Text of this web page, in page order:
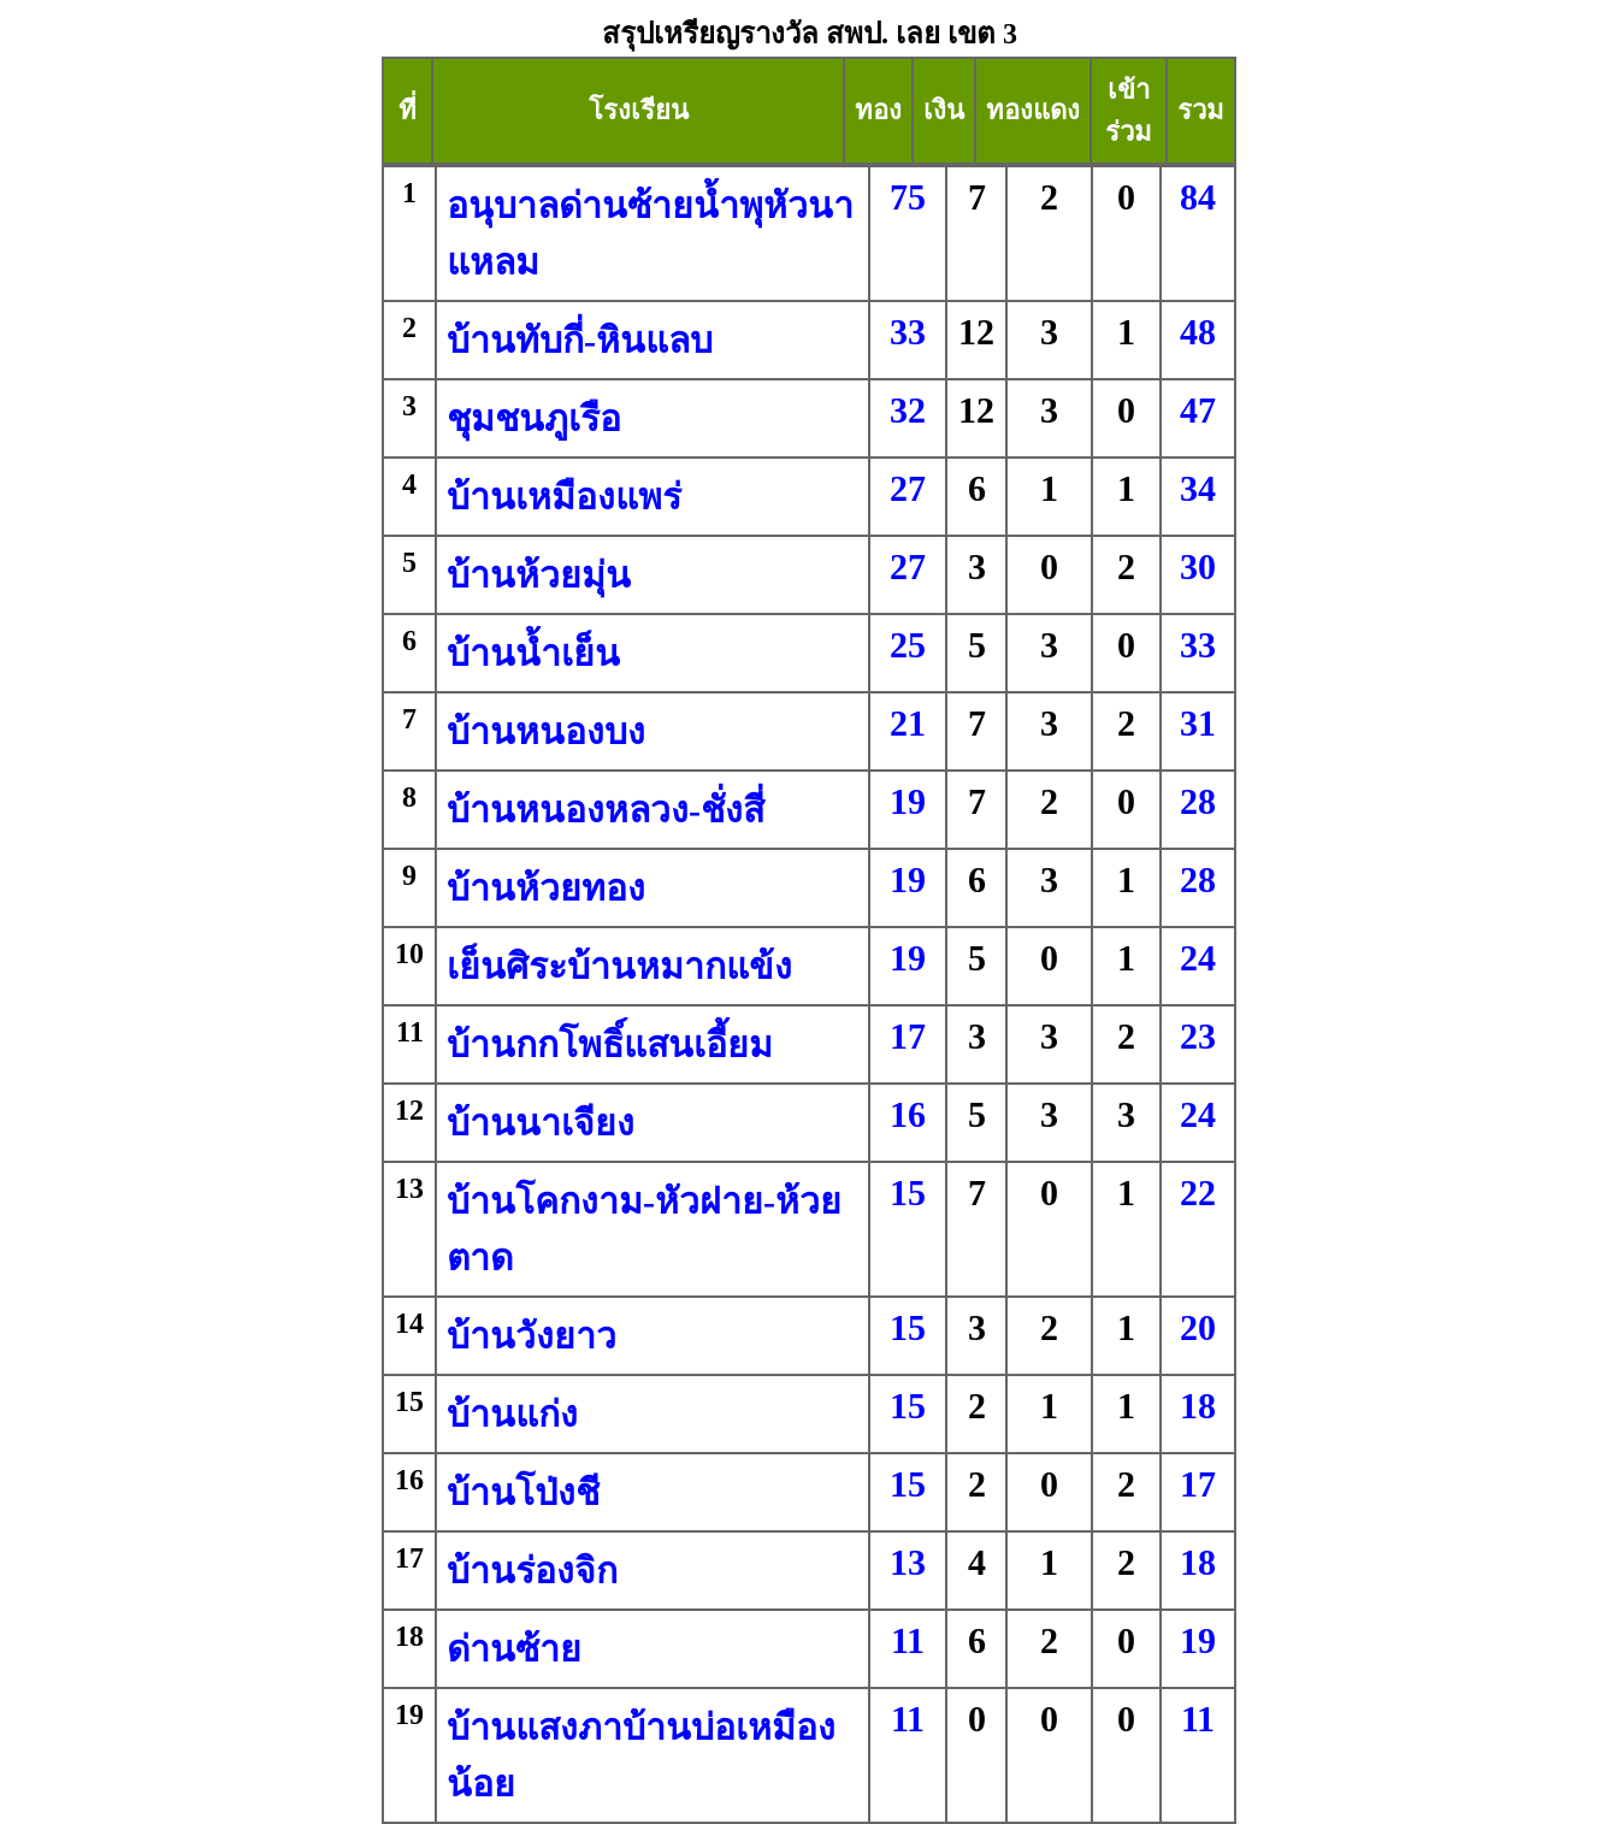
สรุปเหรียญรางวัล สพป. เลย เขต 3
ที่ โรงเรียน ทอง เงิน ทองแดง
เข้า
ร่วม
รวม
1
อนุบาลด่านซ้ายน้ำพุหัวนา
แหลม
75 7 2 0 84
2 บ้านทับกี่-หินแลบ 33 12 3 1 48
3 ชุมชนภูเรือ 32 12 3 0 47
4 บ้านเหมืองแพร่ 27 6 1 1 34
5 บ้านห้วยมุ่น 27 3 0 2 30
6 บ้านน้ำเย็น 25 5 3 0 33
7 บ้านหนองบง 21 7 3 2 31
8 บ้านหนองหลวง-ชั่งสี่ 19 7 2 0 28
9 บ้านห้วยทอง 19 6 3 1 28
10 เย็นศิระบ้านหมากแข้ง 19 5 0 1 24
11 บ้านกกโพธิ์แสนเอี้ยม 17 3 3 2 23
12 บ้านนาเจียง 16 5 3 3 24
13
บ้านโคกงาม-หัวฝาย-ห้วย
ตาด
15 7 0 1 22
14 บ้านวังยาว 15 3 2 1 20
15 บ้านแก่ง 15 2 1 1 18
16 บ้านโป่งชี 15 2 0 2 17
17 บ้านร่องจิก 13 4 1 2 18
18 ด่านซ้าย 11 6 2 0 19
19
บ้านแสงภาบ้านบ่อเหมือง
น้อย
11 0 0 0 11